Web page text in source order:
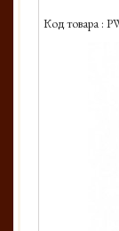
Код товара :